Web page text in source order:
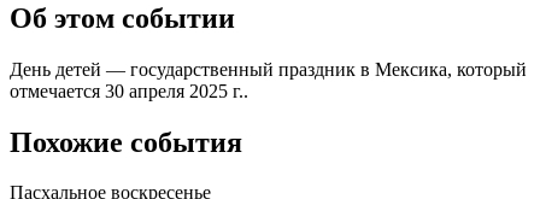
Об этом событии
День детей — государственный праздник в Мексика, который
отмечается 30 апреля 2025 г..
Похожие события
Пасхальное воскресенье